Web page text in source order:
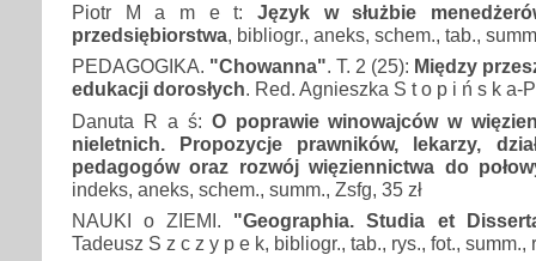
Piotr M a m e t: Język w służbie
przedsiębiorstwa, bibliogr., aneks, schem., tab.,
PEDAGOGIKA. "Chowanna". T. 2 (25): Między
edukacji dorosłych. Red. Agnieszka S t o p i ń s k a-
Danuta R a ś: O poprawie winowajców w
nieletnich. Propozycje prawników, lekarzy,
pedagogów oraz rozwój więziennictwa do
indeks, aneks, schem., summ., Zsfg, 35 zł
NAUKI o ZIEMI. "Geographia. Studia et
Tadeusz S z c z y p e k, bibliogr., tab., rys., fot., summ.,